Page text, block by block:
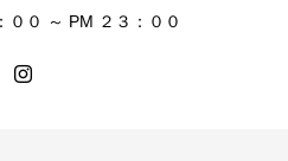
００ ～ PM ２３：００